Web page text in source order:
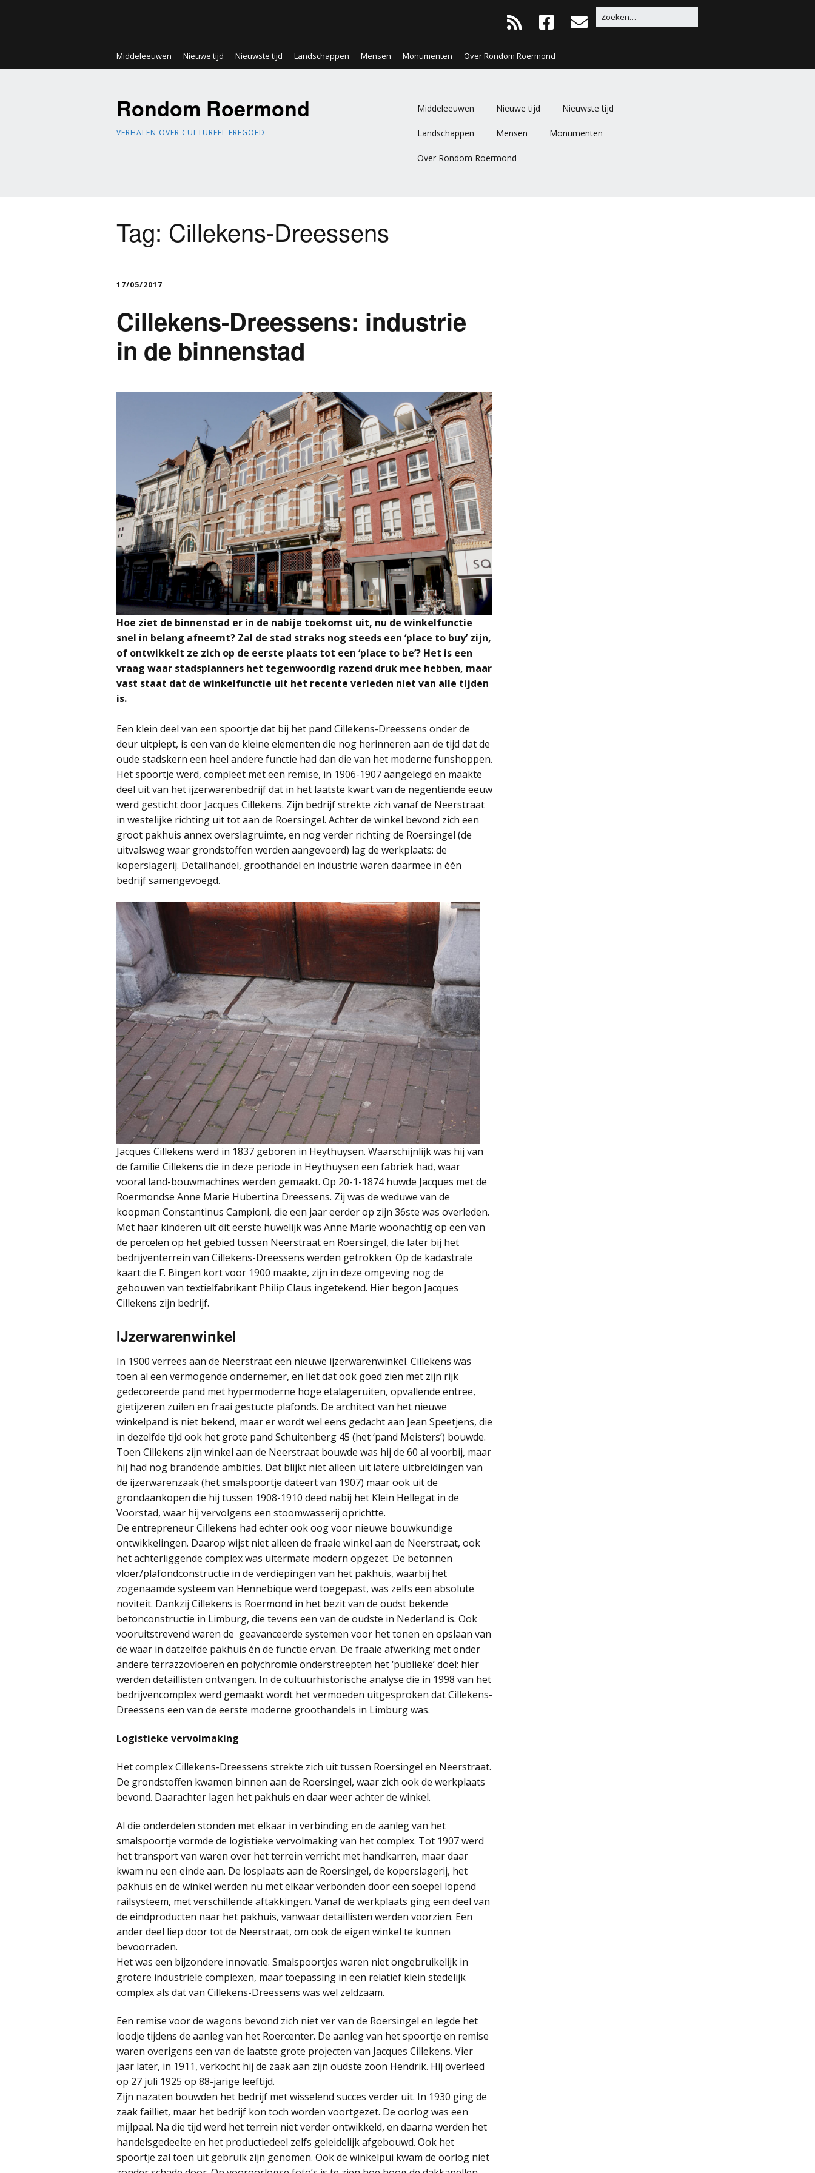
Middeleeuwen Nieuwe tijd Nieuwste tijd Landschappen Mensen Monumenten Over Rondom Roermond
Rondom Roermond
VERHALEN OVER CULTUREEL ERFGOED
Middeleeuwen Nieuwe tijd Nieuwste tijd
Landschappen Mensen Monumenten
Over Rondom Roermond
Tag: Cillekens-Dreessens
17/05/2017
Cillekens-Dreessens: industrie
in de binnenstad
Hoe ziet de binnenstad er in de nabije toekomst uit, nu de winkelfunctie
snel in belang afneemt? Zal de stad straks nog steeds een ‘place to buy’ zijn,
of ontwikkelt ze zich op de eerste plaats tot een ‘place to be’? Het is een
vraag waar stadsplanners het tegenwoordig razend druk mee hebben, maar
vast staat dat de winkelfunctie uit het recente verleden niet van alle tijden
is.
Een klein deel van een spoortje dat bij het pand Cillekens-Dreessens onder de
deur uitpiept, is een van de kleine elementen die nog herinneren aan de tijd dat de
oude stadskern een heel andere functie had dan die van het moderne funshoppen.
Het spoortje werd, compleet met een remise, in 1906-1907 aangelegd en maakte
deel uit van het ijzerwarenbedrijf dat in het laatste kwart van de negentiende eeuw
werd gesticht door Jacques Cillekens. Zijn bedrijf strekte zich vanaf de Neerstraat
in westelijke richting uit tot aan de Roersingel. Achter de winkel bevond zich een
groot pakhuis annex overslagruimte, en nog verder richting de Roersingel (de
uitvalsweg waar grondstoffen werden aangevoerd) lag de werkplaats: de
koperslagerij. Detailhandel, groothandel en industrie waren daarmee in één
bedrijf samengevoegd.
Jacques Cillekens werd in 1837 geboren in Heythuysen. Waarschijnlijk was hij van
de familie Cillekens die in deze periode in Heythuysen een fabriek had, waar
vooral land-bouwmachines werden gemaakt. Op 20-1-1874 huwde Jacques met de
Roermondse Anne Marie Hubertina Dreessens. Zij was de weduwe van de
koopman Constantinus Campioni, die een jaar eerder op zijn 36ste was overleden.
Met haar kinderen uit dit eerste huwelijk was Anne Marie woonachtig op een van
de percelen op het gebied tussen Neerstraat en Roersingel, die later bij het
bedrijventerrein van Cillekens-Dreessens werden getrokken. Op de kadastrale
kaart die F. Bingen kort voor 1900 maakte, zijn in deze omgeving nog de
gebouwen van textielfabrikant Philip Claus ingetekend. Hier begon Jacques
Cillekens zijn bedrijf.
IJzerwarenwinkel
In 1900 verrees aan de Neerstraat een nieuwe ijzerwarenwinkel. Cillekens was
toen al een vermogende ondernemer, en liet dat ook goed zien met zijn rijk
gedecoreerde pand met hypermoderne hoge etalageruiten, opvallende entree,
gietijzeren zuilen en fraai gestucte plafonds. De architect van het nieuwe
winkelpand is niet bekend, maar er wordt wel eens gedacht aan Jean Speetjens, die
in dezelfde tijd ook het grote pand Schuitenberg 45 (het ‘pand Meisters’) bouwde.
Toen Cillekens zijn winkel aan de Neerstraat bouwde was hij de 60 al voorbij, maar
hij had nog brandende ambities. Dat blijkt niet alleen uit latere uitbreidingen van
de ijzerwarenzaak (het smalspoortje dateert van 1907) maar ook uit de
grondaankopen die hij tussen 1908-1910 deed nabij het Klein Hellegat in de
Voorstad, waar hij vervolgens een stoomwasserij oprichtte.
De entrepreneur Cillekens had echter ook oog voor nieuwe bouwkundige
ontwikkelingen. Daarop wijst niet alleen de fraaie winkel aan de Neerstraat, ook
het achterliggende complex was uitermate modern opgezet. De betonnen
vloer/plafondconstructie in de verdiepingen van het pakhuis, waarbij het
zogenaamde systeem van Hennebique werd toegepast, was zelfs een absolute
noviteit. Dankzij Cillekens is Roermond in het bezit van de oudst bekende
betonconstructie in Limburg, die tevens een van de oudste in Nederland is. Ook
vooruitstrevend waren de geavanceerde systemen voor het tonen en opslaan van
de waar in datzelfde pakhuis én de functie ervan. De fraaie afwerking met onder
andere terrazzovloeren en polychromie onderstreepten het ‘publieke’ doel: hier
werden detaillisten ontvangen. In de cultuurhistorische analyse die in 1998 van het
bedrijvencomplex werd gemaakt wordt het vermoeden uitgesproken dat Cillekens-
Dreessens een van de eerste moderne groothandels in Limburg was.
Logistieke vervolmaking
Het complex Cillekens-Dreessens strekte zich uit tussen Roersingel en Neerstraat.
De grondstoffen kwamen binnen aan de Roersingel, waar zich ook de werkplaats
bevond. Daarachter lagen het pakhuis en daar weer achter de winkel.
Al die onderdelen stonden met elkaar in verbinding en de aanleg van het
smalspoortje vormde de logistieke vervolmaking van het complex. Tot 1907 werd
het transport van waren over het terrein verricht met handkarren, maar daar
kwam nu een einde aan. De losplaats aan de Roersingel, de koperslagerij, het
pakhuis en de winkel werden nu met elkaar verbonden door een soepel lopend
railsysteem, met verschillende aftakkingen. Vanaf de werkplaats ging een deel van
de eindproducten naar het pakhuis, vanwaar detaillisten werden voorzien. Een
ander deel liep door tot de Neerstraat, om ook de eigen winkel te kunnen
bevoorraden.
Het was een bijzondere innovatie. Smalspoortjes waren niet ongebruikelijk in
grotere industriële complexen, maar toepassing in een relatief klein stedelijk
complex als dat van Cillekens-Dreessens was wel zeldzaam.
Een remise voor de wagons bevond zich niet ver van de Roersingel en legde het
loodje tijdens de aanleg van het Roercenter. De aanleg van het spoortje en remise
waren overigens een van de laatste grote projecten van Jacques Cillekens. Vier
jaar later, in 1911, verkocht hij de zaak aan zijn oudste zoon Hendrik. Hij overleed
op 27 juli 1925 op 88-jarige leeftijd.
Zijn nazaten bouwden het bedrijf met wisselend succes verder uit. In 1930 ging de
zaak failliet, maar het bedrijf kon toch worden voortgezet. De oorlog was een
mijlpaal. Na die tijd werd het terrein niet verder ontwikkeld, en daarna werden het
handelsgedeelte en het productiedeel zelfs geleidelijk afgebouwd. Ook het
spoortje zal toen uit gebruik zijn genomen. Ook de winkelpui kwam de oorlog niet